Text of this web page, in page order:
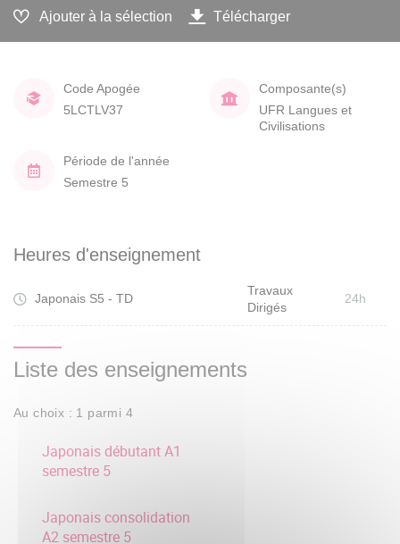
Ajouter à la sélection Télécharger
Code Apogée
5LCTLV37
Composante(s)
UFR Langues et
Civilisations
Période de l'année
Semestre 5
Heures d'enseignement
Japonais S5 - TD
Travaux
Dirigés
24h
Liste des enseignements
Au choix : 1 parmi 4
Japonais débutant A1
semestre 5
Japonais consolidation
A2 semestre 5